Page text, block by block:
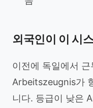
외국인이 이 시
이전에 독일에서
Arbeitszeugnis가
니다. 등급이 낮은